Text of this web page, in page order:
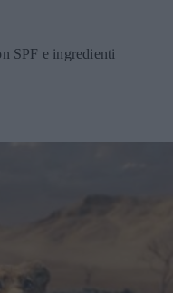
SPF e ingredienti